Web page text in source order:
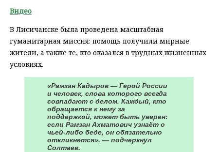
Видео
В Лисичанске была проведена масштабная
гуманитарная миссия: помощь получили мирные
жители, а также те, кто оказался в трудных жизненных
условиях.
«Рамзан Кадыров — Герой России
и человек, слова которого всегда
совпадают с делом. Каждый, кто
обращается к нему за
поддержкой, может быть уверен:
если Рамзан Ахматович узнаёт о
чьей-либо беде, он обязательно
откликнется», — подчеркнул
Солтаев.